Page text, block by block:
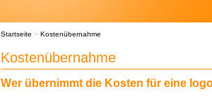
Startseite > Kostenübernahme
Kostenübernahme
Wer übernimmt die Kosten für eine